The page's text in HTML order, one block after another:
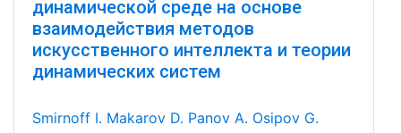
динамической среде на основе
взаимодействия методов
искусственного интеллекта и теории
динамических систем
Smirnoff I. Makarov D. Panov A. Osipov G.